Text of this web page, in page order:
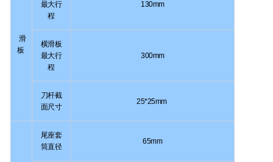
滑
板
最大行
程
130mm
横滑板
最大行
程
300mm
刀杆截
面尺寸
25*25mm
尾座套
筒直径
65mm